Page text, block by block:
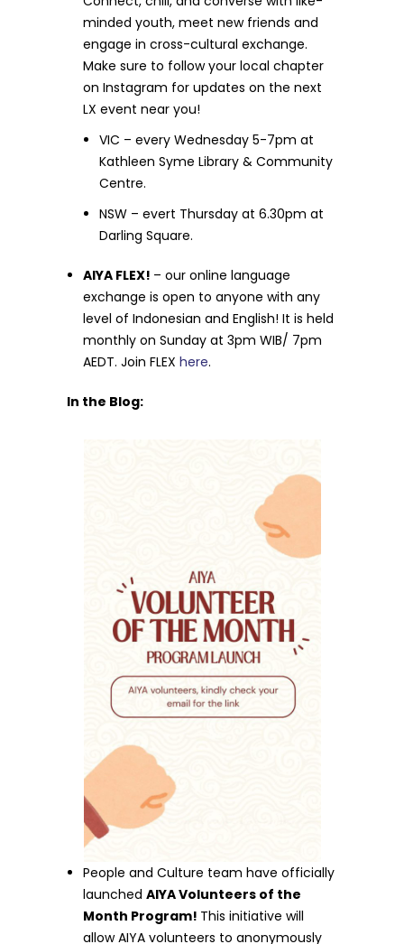
minded youth, meet new friends and
engage in cross-cultural exchange.
Make sure to follow your local chapter
on Instagram for updates on the next
LX event near you!
VIC – every Wednesday 5-7pm at
Kathleen Syme Library & Community
Centre.
NSW – evert Thursday at 6.30pm at
Darling Square.
AIYA FLEX! – our online language
exchange is open to anyone with any
level of Indonesian and English! It is held
monthly on Sunday at 3pm WIB/ 7pm
AEDT. Join FLEXhere.
In the Blog:
People and Culture team have officially
launchedAIYA Volunteers of the
Month Program! This initiative will
allow AIYA volunteers to anonymously